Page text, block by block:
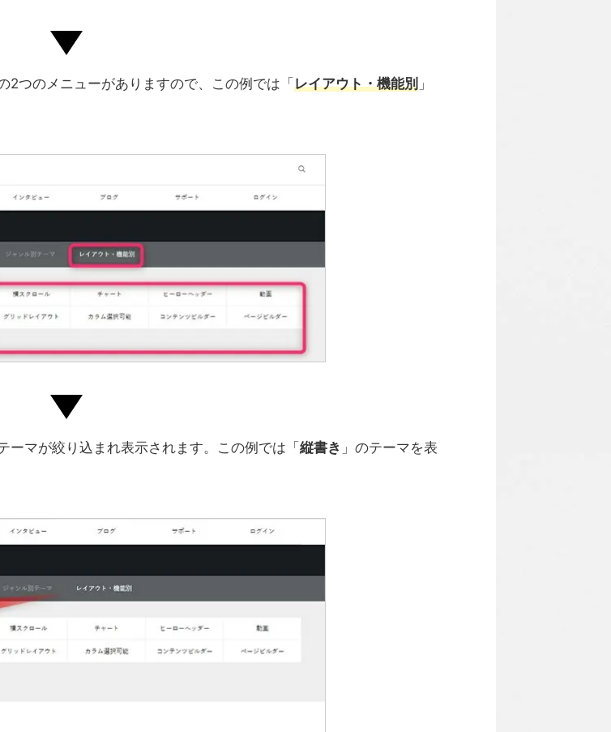
2つのメニューがありますので、この例では「 レイアウト・機能別 」
マが絞り込まれ表示されます。この例では「 縦書き 」のテーマを表